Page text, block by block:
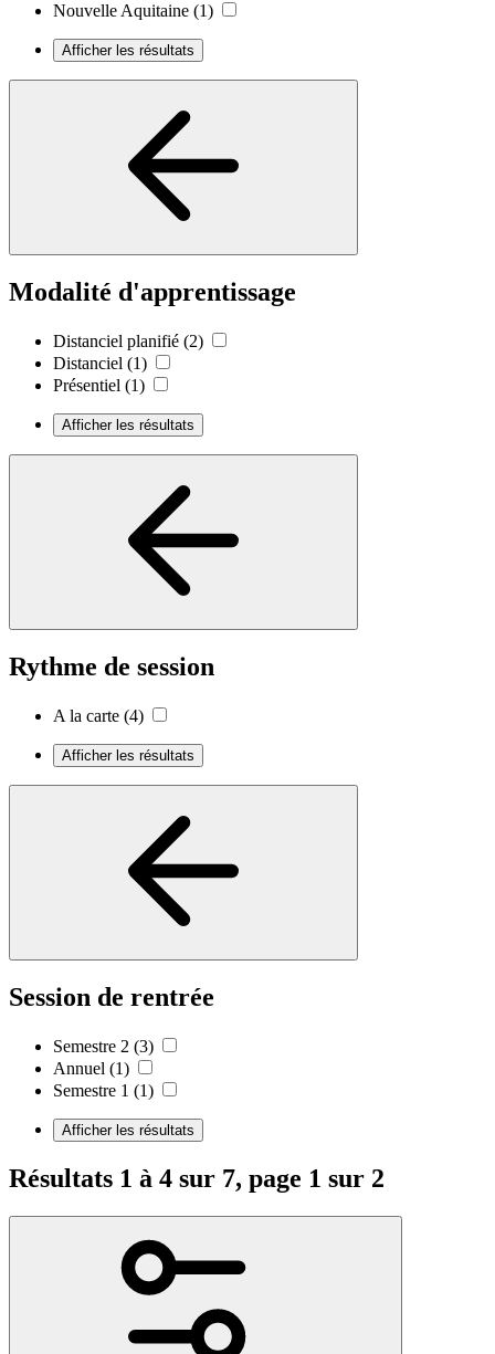
Nouvelle Aquitaine (1)
Afficher les résultats
Modalité d'apprentissage
Distanciel planifié (2)
Distanciel (1)
Présentiel (1)
Afficher les résultats
Rythme de session
A la carte (4)
Afficher les résultats
Session de rentrée
Semestre 2 (3)
Annuel (1)
Semestre 1 (1)
Afficher les résultats
Résultats 1 à 4 sur 7, page 1 sur 2